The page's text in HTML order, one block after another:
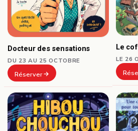
Docteur des sensations
DU 23 AU 25 OCTOBRE
Réserver
Le
LE 26